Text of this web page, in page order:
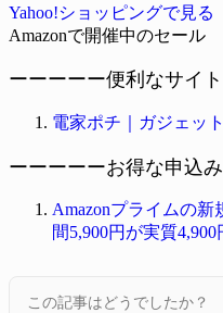
Yahoo!ショッピングで見る
Amazonで開催中のセール
ーーーーー便利なサイ
電家ポチ｜ガジェッ
ーーーーーお得な申込
Amazonプライムの新
間5,900円が実質4,900
この記事はどうでしたか？